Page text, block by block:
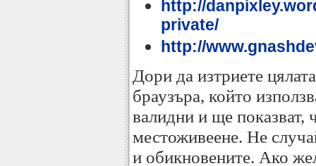
http://
private/
http://
Дори да изтриете
браузъра, който
валидни и ще показват,
местоживеене. Не
и обикновените. Ако